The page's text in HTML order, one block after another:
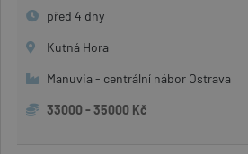
před 4 dny
Kutná Hora
Manuvia - centrální nábor Ostrava
33000 - 35000 Kč